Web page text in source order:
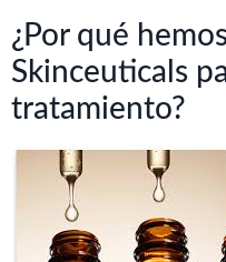
¿Por qué
Skinceuticals
tratamiento?